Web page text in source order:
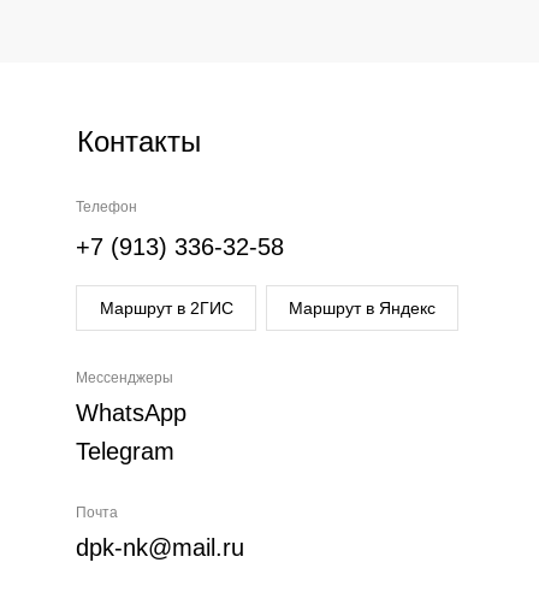
Контакты
Мессенджеры
WhatsApp
Telegram
Телефон
+7 (913) 336-32-58
Почта
dpk-nk@mail.ru
Маршрут в 2ГИС Маршрут в Яндекс